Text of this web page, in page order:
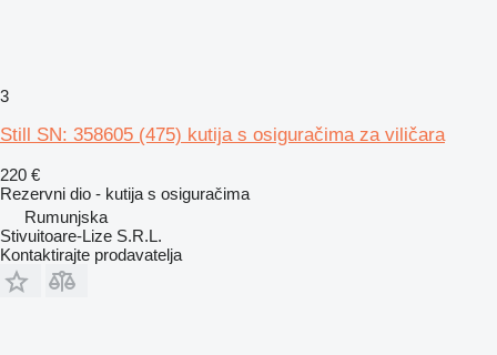
3
Still SN: 358605 (475) kutija s osiguračima za viličara
220 €
Rezervni dio - kutija s osiguračima
Rumunjska
Stivuitoare-Lize S.R.L.
Kontaktirajte prodavatelja